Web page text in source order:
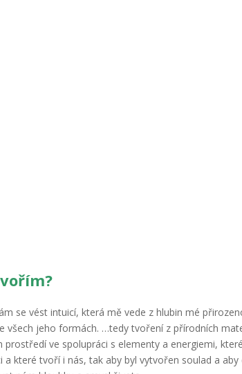
se vést intuicí, která mě vede z hlubin mé
všech jeho formách. …tedy tvoření z přírodních
prostředí ve spolupráci s elementy a energiemi,
a které tvoří i nás, tak aby byl vytvořen soulad a